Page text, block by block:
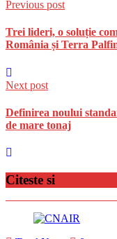
Previous post
Trei lideri, o soluție
România și Terra
Next post
Definirea noului
de mare tonaj
Citeste si